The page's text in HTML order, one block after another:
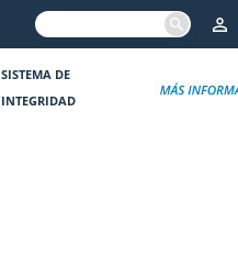
SISTEMA DE
INTEGRIDAD